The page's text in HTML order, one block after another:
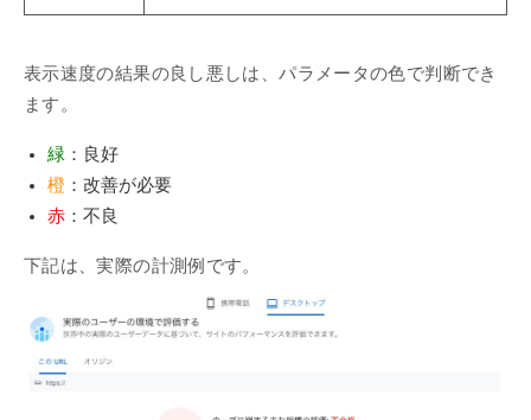
表示速度の結果の良し悪しは、パラメータの色で判断でき
ます。
緑 ：良好
橙 ：改善が必要
赤 ：不良
下記は、実際の計測例です。